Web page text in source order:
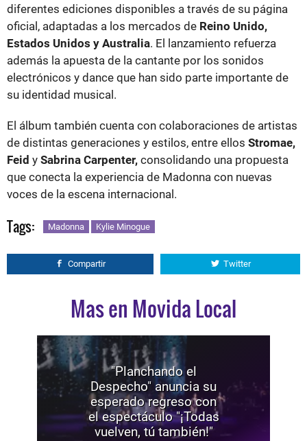
diferentes ediciones disponibles a través de su página
oficial, adaptadas a los mercados de Reino Unido,
Estados Unidos y Australia. El lanzamiento refuerza
además la apuesta de la cantante por los sonidos
electrónicos y dance que han sido parte importante de
su identidad musical.
El álbum también cuenta con colaboraciones de artistas
de distintas generaciones y estilos, entre ellos Stromae,
Feid y Sabrina Carpenter, consolidando una propuesta
que conecta la experiencia de Madonna con nuevas
voces de la escena internacional.
Tags: Madonna Kylie Minogue
Compartir Twitter
Mas en Movida Local
"Planchando el
Despecho" anuncia su
esperado regreso con
el espectáculo "¡Todas
vuelven, tú también!"